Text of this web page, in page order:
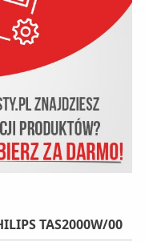
TAS2000W/00